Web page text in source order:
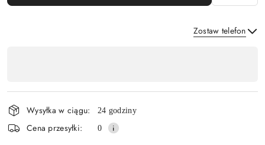
Zostaw telefon
i
dostawa
Wysyłka w ciągu: 24 godziny
Cena przesyłki: 0